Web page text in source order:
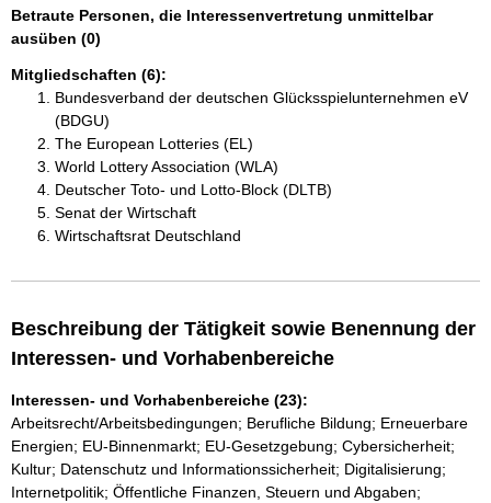
Betraute Personen, die Interessenvertretung unmittelbar
ausüben (0)
Mitgliedschaften (6):
Bundesverband der deutschen Glücksspielunternehmen eV
(BDGU)
The European Lotteries (EL)
World Lottery Association (WLA)
Deutscher Toto- und Lotto-Block (DLTB)
Senat der Wirtschaft
Wirtschaftsrat Deutschland
Beschreibung der Tätigkeit sowie Benennung der
Interessen- und Vorhabenbereiche
Interessen- und Vorhabenbereiche (23):
Arbeitsrecht/Arbeitsbedingungen; Berufliche Bildung; Erneuerbare
Energien; EU-Binnenmarkt; EU-Gesetzgebung; Cybersicherheit;
Kultur; Datenschutz und Informationssicherheit; Digitalisierung;
Internetpolitik; Öffentliche Finanzen, Steuern und Abgaben;